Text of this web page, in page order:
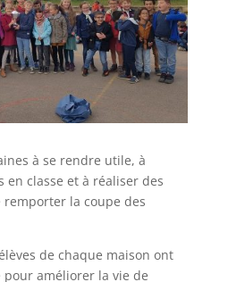
à se rendre utile, à
en classe et à réaliser des
la coupe des
de chaque maison ont
améliorer la vie de